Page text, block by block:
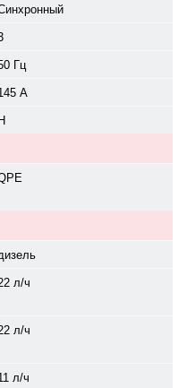
Гц
А
H
л/ч
л/ч
л/ч